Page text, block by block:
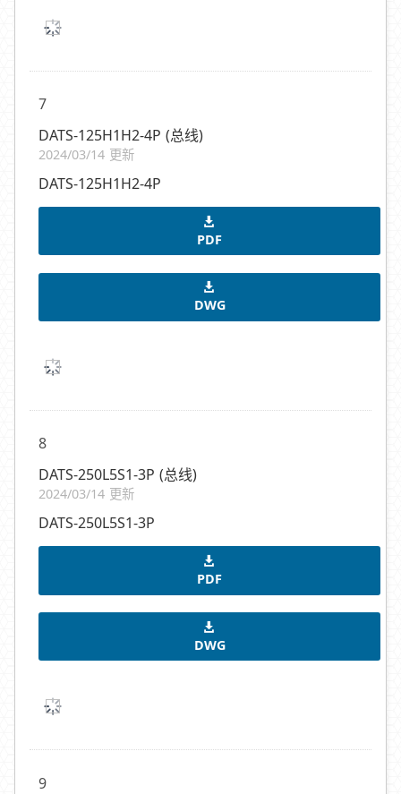
7
DATS-125H1H2-4P (总线)
2024/03/14 更新
DATS-125H1H2-4P
PDF
DWG
8
DATS-250L5S1-3P (总线)
2024/03/14 更新
DATS-250L5S1-3P
PDF
DWG
9